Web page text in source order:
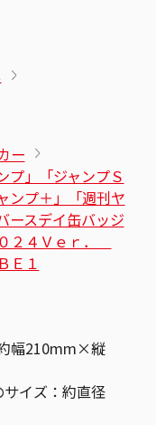
ー
プ」「ジャンプＳ
ンプ＋」「週刊ヤ
ースデイ缶バッジ
２４Ｖｅｒ．
Ｅ１
幅210mm×縦
イズ：約直径